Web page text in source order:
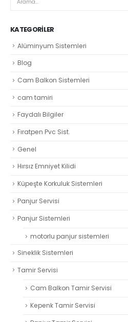
KATEGORILER
Alüminyum Sistemleri
Blog
Cam Balkon Sistemleri
cam tamiri
Faydalı Bilgiler
Fıratpen Pvc Sist.
Genel
Hırsız Emniyet Kilidi
Küpeşte Korkuluk Sistemleri
Panjur Servisi
Panjur Sistemleri
motorlu panjur sistemleri
Sineklik Sistemleri
Tamir Servisi
Cam Balkon Tamir Servisi
Kepenk Tamir Servisi